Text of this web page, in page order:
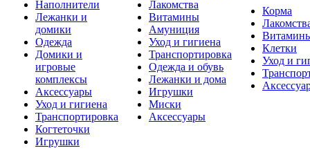
Наполнители
Лежанки и
домики
Одежда
Домики и
игровые
комплексы
Аксессуары
Уход и гигиена
Транспортировка
Когтеточки
Игрушки
Лакомства
Витамины
Амуниция
Уход и гигиена
Транспортировка
Одежда и обувь
Лежанки и дома
Игрушки
Миски
Аксессуары
Корма
Клетки
Уход и